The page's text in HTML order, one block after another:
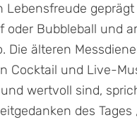
oder Bubbleball und
Die älteren
Cocktail und Live-
wertvoll sind,
des Tages